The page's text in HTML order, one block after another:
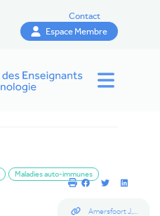
Contact
Espace Membre
Maladies auto-immunes
Amersfoort J, Eelen G, Carmeliet P. Immunomodulation by endothelial cells - partnering up with the immune system? Nat Rev Immunol. 2022 Sep;22(9):576-588. doi: 10.1038/s41577-022-00694-4. Epub 2022 Mar 14. PMID: 35288707; PMCID: PMC8920067.